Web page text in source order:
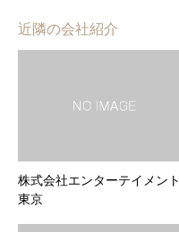
近隣の会社紹介
株式会社エンターテイメント
東京